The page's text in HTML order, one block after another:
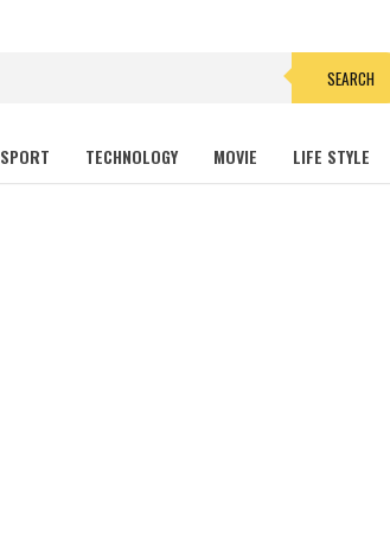
SEARCH
SPORT TECHNOLOGY MOVIE LIFE STYLE